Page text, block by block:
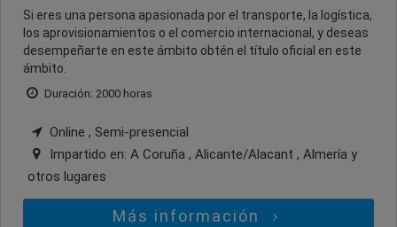
Si eres una persona apasionada por el transporte, la logística,
los aprovisionamientos o el comercio internacional, y deseas
desempeñarte en este ámbito obtén el título oficial en este
ámbito.
Duración: 2000 horas
Online , Semi-presencial
Impartido en: A Coruña , Alicante/Alacant , Almería y
otros lugares
Más información